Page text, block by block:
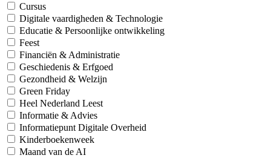
Cursus
Digitale vaardigheden & Technologie
Educatie & Persoonlijke ontwikkeling
Feest
Financiën & Administratie
Geschiedenis & Erfgoed
Gezondheid & Welzijn
Green Friday
Heel Nederland Leest
Informatie & Advies
Informatiepunt Digitale Overheid
Kinderboekenweek
Maand van de AI